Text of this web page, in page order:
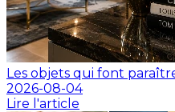
Les objets qui font
2026-08-04
Lire l'article